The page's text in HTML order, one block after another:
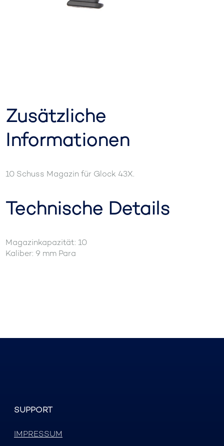
Zusätzliche
Informationen
10 Schuss Magazin für Glock 43X.
Technische Details
Magazinkapazität: 10
Kaliber: 9 mm Para
SUPPORT
IMPRESSUM